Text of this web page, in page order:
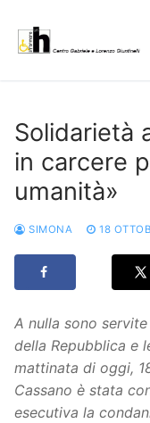
contenuto
Solidarietà
in carcere
umanità»
SIMONA 18
A nulla sono
della Repubblica e
mattinata di oggi,
Cassano è stata
esecutiva la